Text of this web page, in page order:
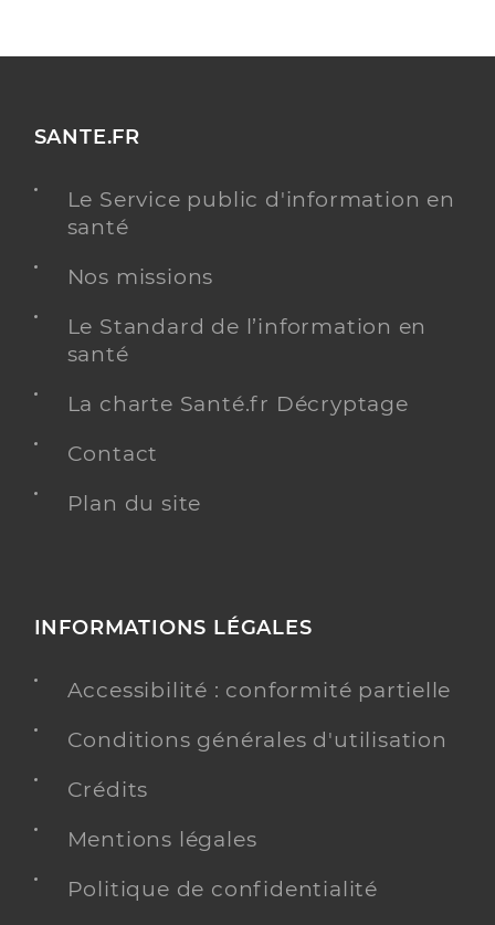
SANTE.FR
Le Service public d'information en
santé
Nos missions
Le Standard de l’information en
santé
La charte Santé.fr Décryptage
Contact
Plan du site
INFORMATIONS LÉGALES
Accessibilité : conformité partielle
Conditions générales d'utilisation
Crédits
Mentions légales
Politique de confidentialité